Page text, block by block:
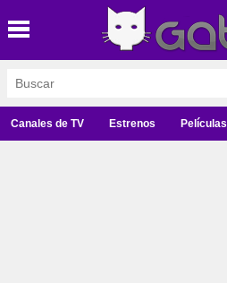
Canales de TV Estrenos Películas